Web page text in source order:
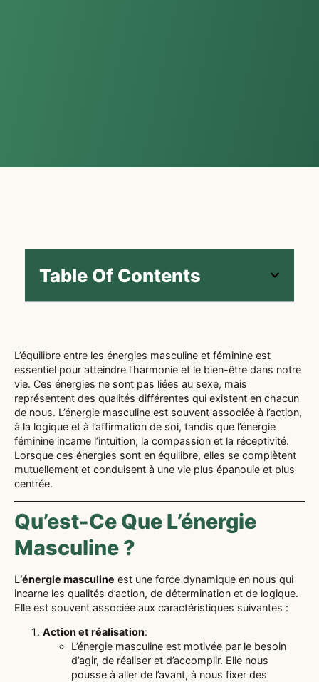
Table Of Contents
L’équilibre entre les énergies masculine et féminine est
essentiel pour atteindre l’harmonie et le bien-être dans notre
vie. Ces énergies ne sont pas liées au sexe, mais
représentent des qualités différentes qui existent en chacun
de nous. L’énergie masculine est souvent associée à l’action,
à la logique et à l’affirmation de soi, tandis que l’énergie
féminine incarne l’intuition, la compassion et la réceptivité.
Lorsque ces énergies sont en équilibre, elles se complètent
mutuellement et conduisent à une vie plus épanouie et plus
centrée.
Qu’est-Ce Que L’énergie
Masculine ?
L‘énergie masculine est une force dynamique en nous qui
incarne les qualités d’action, de détermination et de logique.
Elle est souvent associée aux caractéristiques suivantes :
Action et réalisation:
L’énergie masculine est motivée par le besoin
d’agir, de réaliser et d’accomplir. Elle nous
pousse à aller de l’avant, à nous fixer des